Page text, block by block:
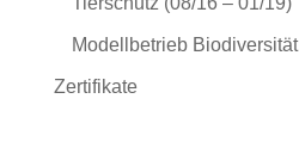
Modellbetrieb Biodiversität
Zertifikate